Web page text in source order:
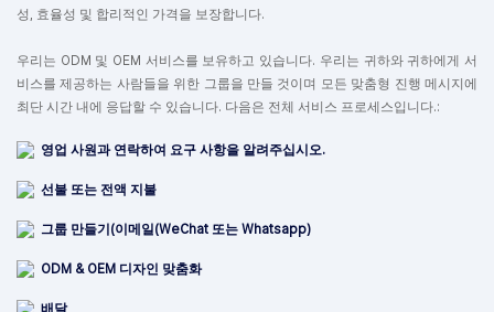
성, 효율성 및 합리적인 가격을 보장합니다.
우리는 ODM 및 OEM 서비스를 보유하고 있습니다. 우리는 귀하와 귀하에게 서
비스를 제공하는 사람들을 위한 그룹을 만들 것이며 모든 맞춤형 진행 메시지에
최단 시간 내에 응답할 수 있습니다. 다음은 전체 서비스 프로세스입니다.:
영업 사원과 연락하여 요구 사항을 알려주십시오.
선불 또는 전액 지불
그룹 만들기(이메일(WeChat 또는 Whatsapp)
ODM & OEM 디자인 맞춤화
배달